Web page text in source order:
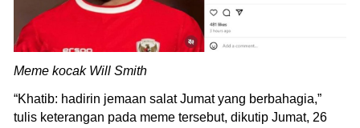
Meme kocak Will Smith
“Khatib: hadirin jemaan salat Jumat yang berbahagia,”
tulis keterangan pada meme tersebut, dikutip Jumat, 26